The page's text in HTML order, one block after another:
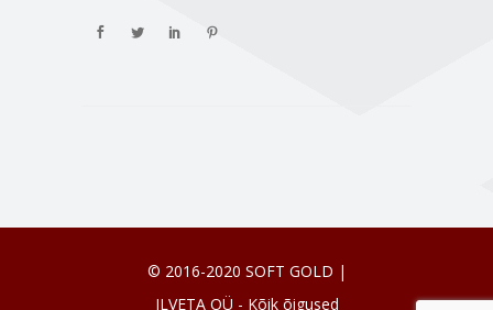
© 2016-2020 SOFT GOLD |
ILVETA OÜ - Kõik õigused